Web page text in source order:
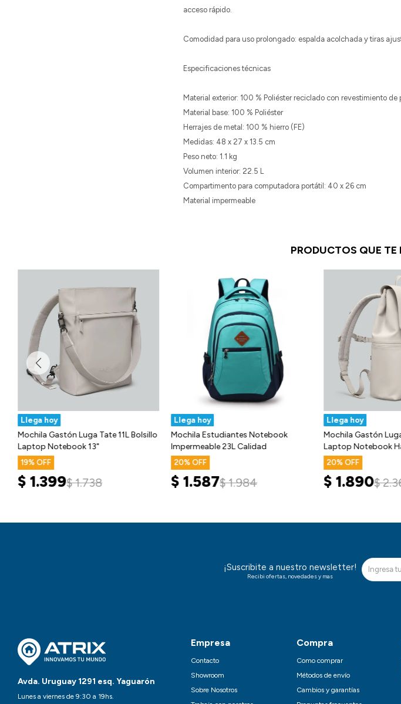
acceso rápido.
Comodidad para uso prolongado: espalda acolchada y tiras
Especificaciones técnicas
Material exterior: 100 % Poliéster reciclado con revestimiento de
Material base: 100 % Poliéster
Herrajes de metal: 100 % hierro (FE)
Medidas: 48 x 27 x 13.5 cm
Peso neto: 1.1 kg
Volumen interior: 22.5 L
Compartimento para computadora portátil: 40 x 26 cm
Material impermeable
PRODUCTOS QUE TE
Llega hoy
Mochila Gastón Luga Tate 11L Bolsillo
Laptop Notebook 13"
19
$ 1.399$ 1.738
Llega hoy
Mochila Estudiantes Notebook
Impermeable 23L Calidad
20
$ 1.587$ 1.984
Llega hoy
Mochila Gastón
Laptop Notebook
20
$ 1.890$
Avda. Uruguay 1291 esq. Yaguarón
Lunes a viernes de 9:30 a 19hs.
Empresa
Contacto
Showroom
Sobre Nosotros
Compra
Como comprar
Métodos de envío
Cambios y garantías
¡Suscribite a nuestro newsletter!
Recibi ofertas, novedades y mas